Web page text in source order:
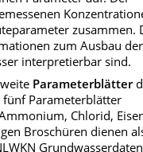
zusammen.
zum Ausbau der
interpretierbar sind.
Parameterblätter
fünf Parameterblätter
Chlorid,
Broschüren dienen